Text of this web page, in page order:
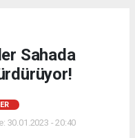
Sahada
30.01.2023 - 20:40